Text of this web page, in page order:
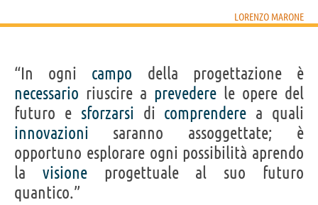
LORENZO MARONE
“In ogni campo della progettazione è
necessario riuscire a prevedere le opere del
futuro e sforzarsi di comprendere a quali
innovazioni saranno assoggettate; è
opportuno esplorare ogni possibilità aprendo
la visioneprogettuale al suo futuro
quantico.”